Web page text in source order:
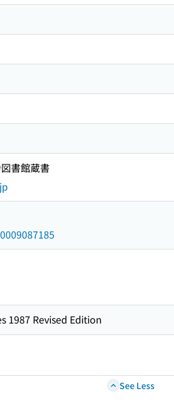
書館蔵書
1987 Revised Edition
See Less